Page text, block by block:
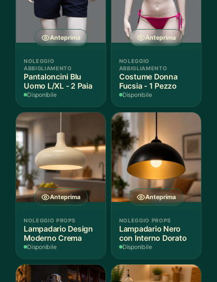
Anteprima
NOLEGGIO
ABBIGLIAMENTO
Pantaloncini Blu
Uomo L/XL - 2 Paia
Disponibile
Anteprima
NOLEGGIO
ABBIGLIAMENTO
Costume Donna
Fucsia - 1 Pezzo
Disponibile
Anteprima
NOLEGGIO PROPS
Lampadario Design
Moderno Crema
Disponibile
Anteprima
NOLEGGIO PROPS
Lampadario Nero
con Interno Dorato
Disponibile